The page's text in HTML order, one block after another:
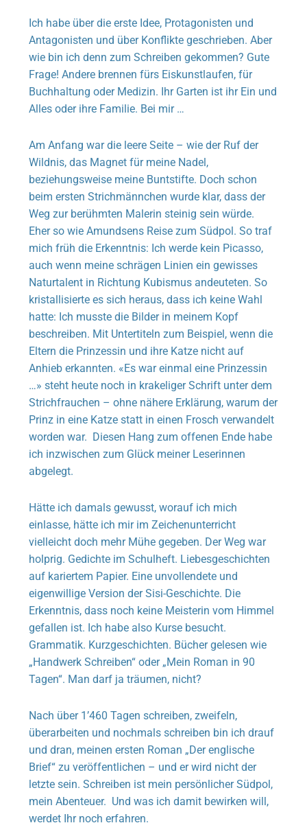
Ich habe über die erste Idee, Protagonisten und
Antagonisten und über Konflikte geschrieben. Aber
wie bin ich denn zum Schreiben gekommen? Gute
Frage! Andere brennen fürs Eiskunstlaufen, für
Buchhaltung oder Medizin. Ihr Garten ist ihr Ein und
Alles oder ihre Familie. Bei mir …
Am Anfang war die leere Seite – wie der Ruf der
Wildnis, das Magnet für meine Nadel,
beziehungsweise meine Buntstifte. Doch schon
beim ersten Strichmännchen wurde klar, dass der
Weg zur berühmten Malerin steinig sein würde.
Eher so wie Amundsens Reise zum Südpol. So traf
mich früh die Erkenntnis: Ich werde kein Picasso,
auch wenn meine schrägen Linien ein gewisses
Naturtalent in Richtung Kubismus andeuteten. So
kristallisierte es sich heraus, dass ich keine Wahl
hatte: Ich musste die Bilder in meinem Kopf
beschreiben. Mit Untertiteln zum Beispiel, wenn die
Eltern die Prinzessin und ihre Katze nicht auf
Anhieb erkannten. «Es war einmal eine Prinzessin
…» steht heute noch in krakeliger Schrift unter dem
Strichfrauchen – ohne nähere Erklärung, warum der
Prinz in eine Katze statt in einen Frosch verwandelt
worden war. Diesen Hang zum offenen Ende habe
ich inzwischen zum Glück meiner Leserinnen
abgelegt.
Hätte ich damals gewusst, worauf ich mich
einlasse, hätte ich mir im Zeichenunterricht
vielleicht doch mehr Mühe gegeben. Der Weg war
holprig. Gedichte im Schulheft. Liebesgeschichten
auf kariertem Papier. Eine unvollendete und
eigenwillige Version der Sisi-Geschichte. Die
Erkenntnis, dass noch keine Meisterin vom Himmel
gefallen ist. Ich habe also Kurse besucht.
Grammatik. Kurzgeschichten. Bücher gelesen wie
„Handwerk Schreiben“ oder „Mein Roman in 90
Tagen“. Man darf ja träumen, nicht?
Nach über 1’460 Tagen schreiben, zweifeln,
überarbeiten und nochmals schreiben bin ich drauf
und dran, meinen ersten Roman „Der englische
Brief“ zu veröffentlichen – und er wird nicht der
letzte sein. Schreiben ist mein persönlicher Südpol,
mein Abenteuer. Und was ich damit bewirken will,
werdet Ihr noch erfahren.